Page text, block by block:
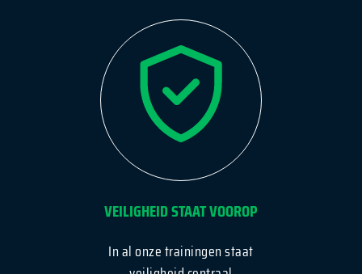
VEILIGHEID STAAT VOOROP
In al onze trainingen staat